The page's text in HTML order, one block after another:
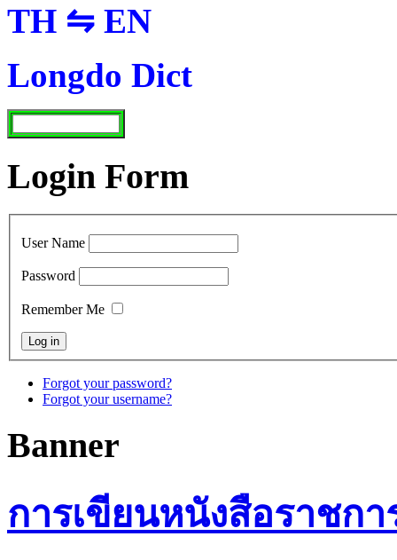
TH ⇋ EN
Longdo Dict
Login Form
User Name
Password
Remember Me
Forgot your password?
Forgot your username?
Banner
การเขียนหนังสือราชก